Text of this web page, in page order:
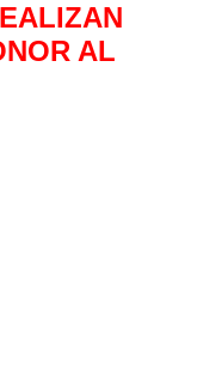
AL